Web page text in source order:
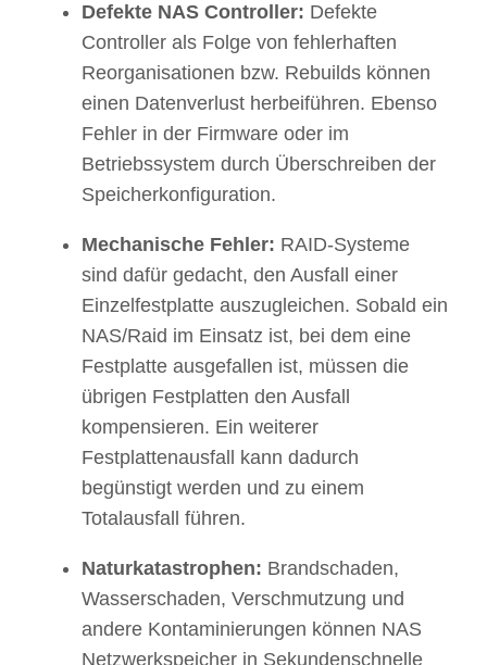
Defekte NAS Controller: Defekte
Controller als Folge von fehlerhaften
Reorganisationen bzw. Rebuilds können
einen Datenverlust herbeiführen. Ebenso
Fehler in der Firmware oder im
Betriebssystem durch Überschreiben der
Speicherkonfiguration.
Mechanische Fehler: RAID-Systeme
sind dafür gedacht, den Ausfall einer
Einzelfestplatte auszugleichen. Sobald ein
NAS/Raid im Einsatz ist, bei dem eine
Festplatte ausgefallen ist, müssen die
übrigen Festplatten den Ausfall
kompensieren. Ein weiterer
Festplattenausfall kann dadurch
begünstigt werden und zu einem
Totalausfall führen.
Naturkatastrophen: Brandschaden,
Wasserschaden, Verschmutzung und
andere Kontaminierungen können NAS
Netzwerkspeicher in Sekundenschnelle